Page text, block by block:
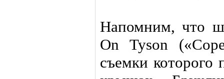
Напомним, что
On Tyson
съемки которого